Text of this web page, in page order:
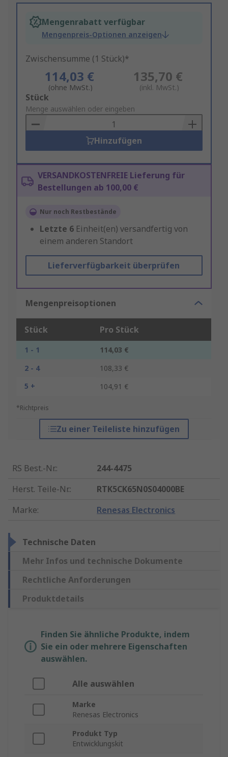
Mengenrabatt verfügbar
Mengenpreis-Optionen anzeigen
Zwischensumme (1 Stück)*
114,03 €
(ohne MwSt.)
135,70 €
(inkl. MwSt.)
Add
to
Basket
Stück
Menge auswählen oder eingeben
Hinzufügen
VERSANDKOSTENFREIE Lieferung für
Bestellungen ab 100,00 €
Nur noch Restbestände
Letzte 6 Einheit(en) versandfertig von
einem anderen Standort
Lieferverfügbarkeit überprüfen
Mengenpreisoptionen
Stück Pro Stück
1 - 1
114,03 €
2 - 4
108,33 €
5 +
104,91 €
*Richtpreis
Zu einer Teileliste hinzufügen
RS Best.-Nr.:
244-4475
Herst. Teile-Nr.:
RTK5CK65N0S04000BE
Marke: Renesas Electronics
Technische Daten
Mehr Infos und technische Dokumente
Rechtliche Anforderungen
Produktdetails
Finden Sie ähnliche Produkte, indem
Sie ein oder mehrere Eigenschaften
auswählen.
Alle auswählen
Marke
Renesas Electronics
Produkt Typ
Entwicklungskit